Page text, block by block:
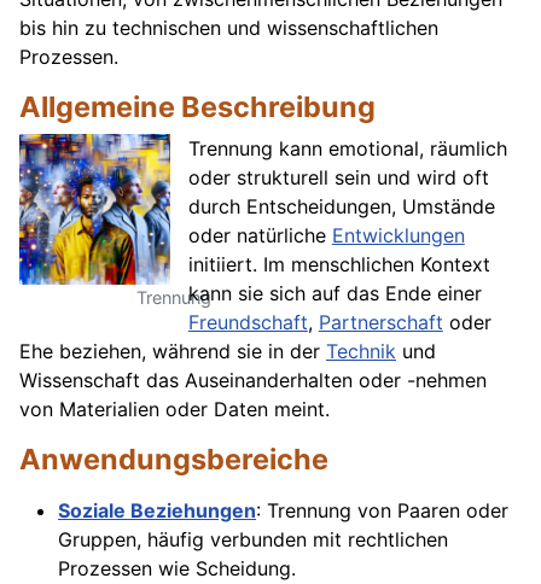
bis hin zu technischen und wissenschaftlichen
Prozessen.
Allgemeine Beschreibung
Trennung
Trennung kann emotional, räumlich
oder strukturell sein und wird oft
durch Entscheidungen, Umstände
oder natürliche Entwicklungen
initiiert. Im menschlichen Kontext
kann sie sich auf das Ende einer
Freundschaft, Partnerschaft oder
Ehe beziehen, während sie in der Technik und
Wissenschaft das Auseinanderhalten oder -nehmen
von Materialien oder Daten meint.
Anwendungsbereiche
Soziale Beziehungen: Trennung von Paaren oder
Gruppen, häufig verbunden mit rechtlichen
Prozessen wie Scheidung.